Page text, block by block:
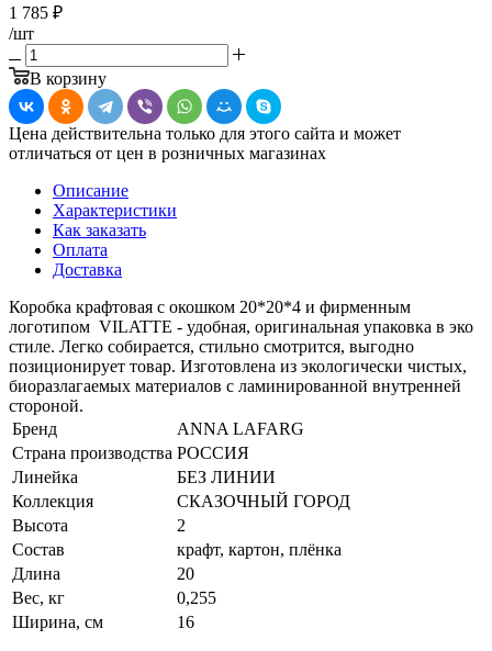
1 785 ₽
/шт
В корзину
Цена действительна только для этого сайта и может
отличаться от цен в розничных магазинах
Описание
Характеристики
Как заказать
Оплата
Доставка
Коробка крафтовая с окошком 20*20*4 и фирменным
логотипом VILATTE - удобная, оригинальная упаковка в эко
стиле. Легко собирается, стильно смотрится, выгодно
позиционирует товар. Изготовлена из экологически чистых,
биоразлагаемых материалов с ламинированной внутренней
стороной.
Бренд
ANNA LAFARG
Страна производства РОССИЯ
Линейка
БЕЗ ЛИНИИ
Коллекция
СКАЗОЧНЫЙ ГОРОД
Высота
2
Состав
крафт, картон, плёнка
Длина
20
Вес, кг
0,255
Ширина, см
16